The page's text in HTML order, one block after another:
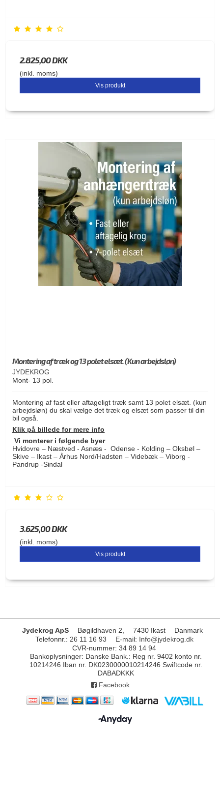
2.825,00 DKK
(inkl. moms)
Vis produkt
Montering af træk og 13 polet elsæt. (Kun arbejdsløn)
JYDEKROG
Mont- 13 pol.
Montering af fast eller aftageligt træk samt 13 polet elsæt. (kun
arbejdsløn) du skal vælge det træk og elsæt som passer til din
bil også.
Klik på billede for mere info
Vi monterer i følgende byer
Hvidovre – Næstved - Asnæs - Odense - Kolding – Oksbøl –
Skive – Ikast – Århus Nord/Hadsten – Videbæk – Viborg -
Pandrup -Sindal
3.625,00 DKK
(inkl. moms)
Vis produkt
Jydekrog ApS Bøgildhaven 2, 7430 Ikast
Danmark
Telefonnr. : 26 11 16 93 E-mail: Info@jydekrog.dk
CVR-nummer: 34 89 14 94
Bankoplysninger: Danske Bank.: Reg nr. 9402 konto nr.
10214246 Iban nr. DK0230000010214246 Swiftcode nr.
DABADKKK
Facebook